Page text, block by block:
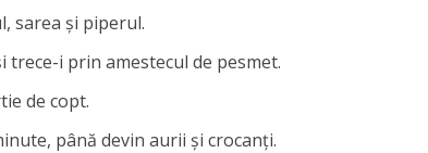
sarea și piperul.
trece-i prin amestecul de pesmet.
de copt.
până devin aurii și crocanți.